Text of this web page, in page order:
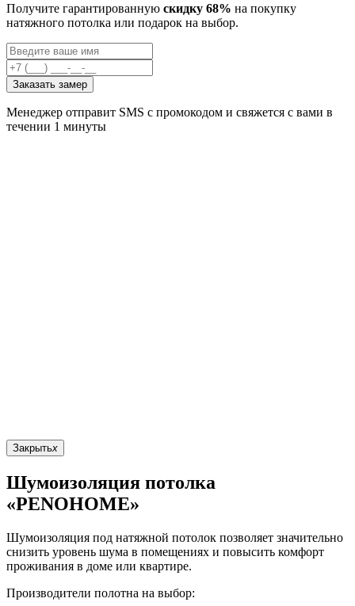
Получите гарантированную скидку 68% на покупку
натяжного потолка или подарок на выбор.
Заказать замер
Менеджер отправит SMS с промокодом и свяжется с вами в
течении 1 минуты
Закрытьx
Шумоизоляция потолка
«PENOHOME»
Шумоизоляция под натяжной потолок позволяет значительно
снизить уровень шума в помещениях и повысить комфорт
проживания в доме или квартире.
Производители полотна на выбор: